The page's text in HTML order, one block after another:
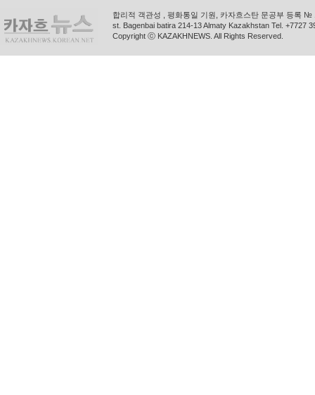
합리적 객관성 , 평화통일 기원, 카자흐스탄 문공부 등록
st. Bagenbai batira 214-13 Almaty Kazakhstan Tel. +7727
Copyright ⓒ KAZAKHNEWS. All Rights Reserved.